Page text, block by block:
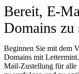
Bereit, E-
Domains zu
Beginnen Sie mit dem
Domains mit
Mail-Zustellung für alle